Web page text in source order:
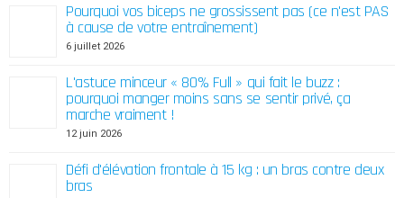
Pourquoi vos biceps ne grossissent pas (ce n'est PAS
à cause de votre entraînement)
6 juillet 2026
L'astuce minceur « 80% Full » qui fait le buzz :
pourquoi manger moins sans se sentir privé, ça
marche vraiment !
12 juin 2026
Défi d'élévation frontale à 15 kg : un bras contre deux
bras